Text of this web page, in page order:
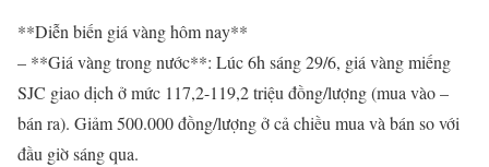
**Diễn biến giá vàng hôm nay**
– **Giá vàng trong nước**: Lúc 6h sáng 29/6, giá vàng miếng
SJC giao dịch ở mức 117,2-119,2 triệu đồng/lượng (mua vào –
bán ra). Giảm 500.000 đồng/lượng ở cả chiều mua và bán so với
đầu giờ sáng qua.